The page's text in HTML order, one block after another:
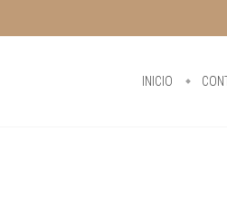
INICIO